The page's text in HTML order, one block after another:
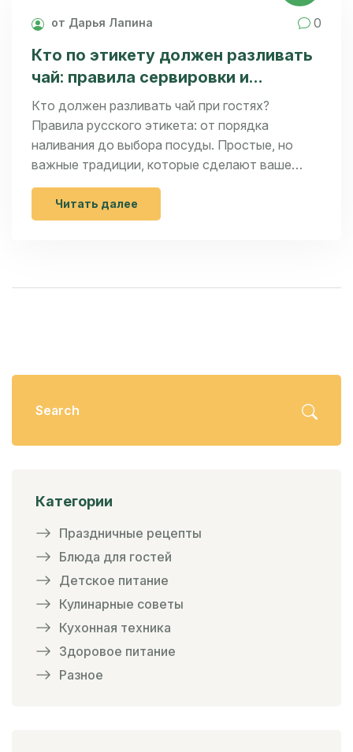
от Дарья Лапина 0
Кто по этикету должен разливать
чай: правила сервировки и
традиции
Кто должен разливать чай при гостях?
Правила русского этикета: от порядка
наливания до выбора посуды. Простые, но
важные традиции, которые сделают ваше
чаепитие теплее.
Читать далее
Категории
Праздничные рецепты
Блюда для гостей
Детское питание
Кулинарные советы
Кухонная техника
Здоровое питание
Разное